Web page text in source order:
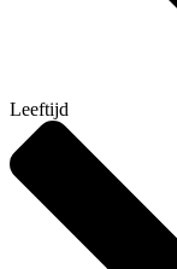
Leeftijd